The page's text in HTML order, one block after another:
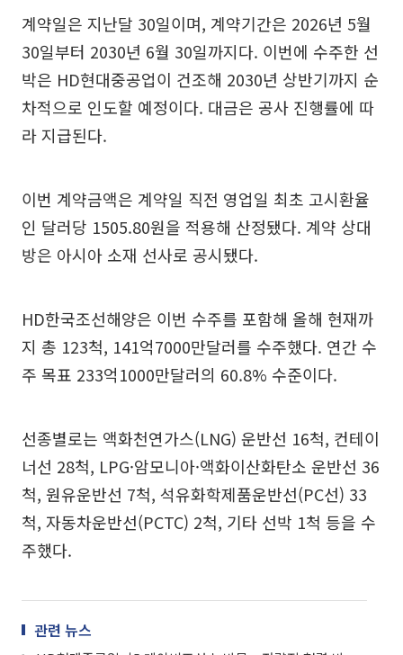
계약일은 지난달 30일이며, 계약기간은 2026년 5월
30일부터 2030년 6월 30일까지다. 이번에 수주한 선
박은 HD현대중공업이 건조해 2030년 상반기까지 순
차적으로 인도할 예정이다. 대금은 공사 진행률에 따
라 지급된다.
이번 계약금액은 계약일 직전 영업일 최초 고시환율
인 달러당 1505.80원을 적용해 산정됐다. 계약 상대
방은 아시아 소재 선사로 공시됐다.
HD한국조선해양은 이번 수주를 포함해 올해 현재까
지 총 123척, 141억7000만달러를 수주했다. 연간 수
주 목표 233억1000만달러의 60.8% 수준이다.
선종별로는 액화천연가스(LNG) 운반선 16척, 컨테이
너선 28척, LPG·암모니아·액화이산화탄소 운반선 36
척, 원유운반선 7척, 석유화학제품운반선(PC선) 33
척, 자동차운반선(PCTC) 2척, 기타 선박 1척 등을 수
주했다.
관련 뉴스